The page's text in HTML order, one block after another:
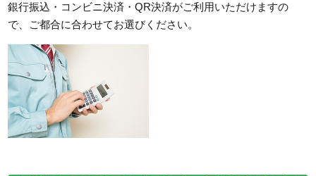
銀行振込・コンビニ決済・QR決済がご利用いただけますの
で、ご都合に合わせてお選びください。